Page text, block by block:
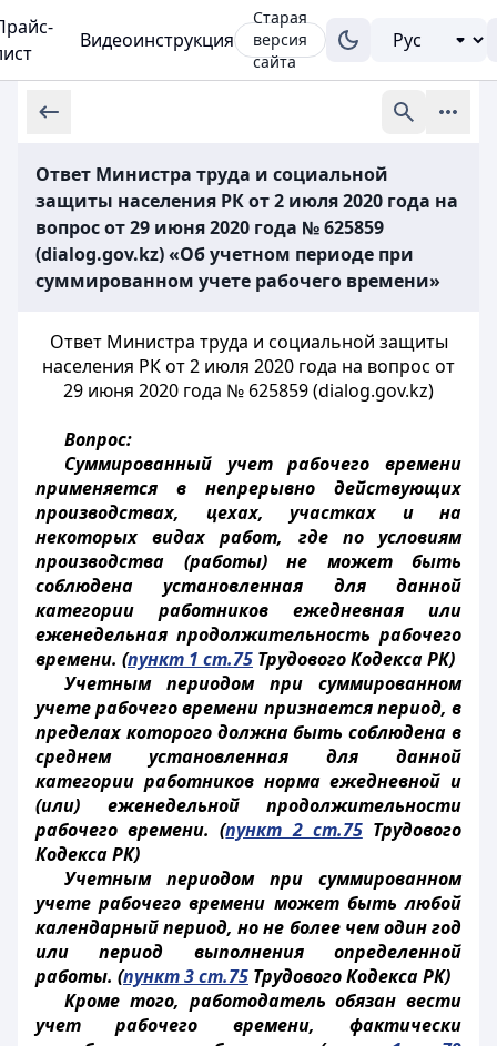
Видеоинструкция
Старая
версия
сайта
Ответ Министра труда и социальной
защиты населения РК от 2 июля 2020 года на
вопрос от 29 июня 2020 года № 625859
(dialog.gov.kz) «Об учетном периоде при
суммированном учете рабочего времени»
Ответ Министра труда и социальной защиты
населения РК от 2 июля 2020 года на вопрос от
29 июня 2020 года № 625859 (dialog.gov.kz)
Вопрос:
Суммированный учет рабочего времени
применяется в непрерывно действующих
производствах, цехах, участках и на
некоторых видах работ, где по условиям
производства (работы) не может быть
соблюдена установленная для данной
категории работников ежедневная или
еженедельная продолжительность рабочего
времени. (пункт 1 ст.75 Трудового Кодекса РК)
Учетным периодом при суммированном
учете рабочего времени признается период, в
пределах которого должна быть соблюдена в
среднем установленная для данной
категории работников норма ежедневной и
(или) еженедельной продолжительности
рабочего времени. (пункт 2 ст.75Трудового
Кодекса РК)
Учетным периодом при суммированном
учете рабочего времени может быть любой
календарный период, но не более чем один год
или период выполнения определенной
работы. (пункт 3 ст.75 Трудового Кодекса РК)
Кроме того, работодатель обязан вести
учет рабочего времени, фактически